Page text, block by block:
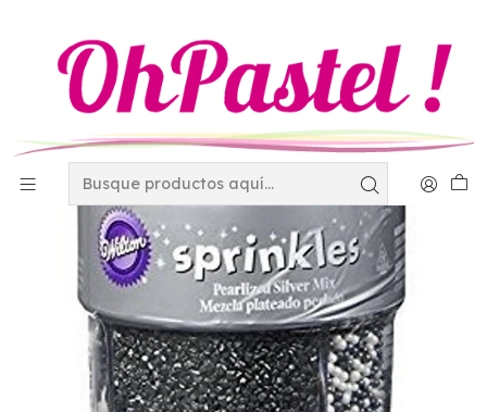
Azar brillante capacillo std corazones negros/rojos 4-